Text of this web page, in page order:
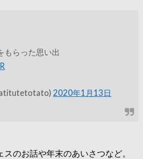
もらった思い出
2020年1月13日
のお話や年末のあいさつなど。